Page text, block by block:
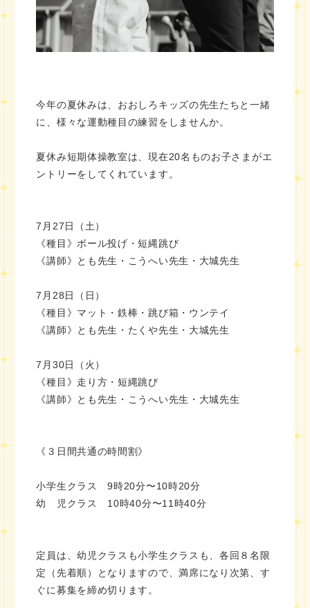
今年の夏休みは、おおしろキッズの先生たちと一緒
に、様々な運動種目の練習をしませんか。
夏休み短期体操教室は、現在20名ものお子さまがエ
ントリーをしてくれています。
7月27日（土）
《種目》ボール投げ・短縄跳び
《講師》とも先生・こうへい先生・大城先生
7月28日（日）
《種目》マット・鉄棒・跳び箱・ウンテイ
《講師》とも先生・たくや先生・大城先生
7月30日（火）
《種目》走り方・短縄跳び
《講師》とも先生・こうへい先生・大城先生
《３日間共通の時間割》
小学生クラス 9時20分〜10時20分
幼 児クラス 10時40分〜11時40分
定員は、幼児クラスも小学生クラスも、各回８名限
定（先着順）となりますので、満席になり次第、す
ぐに募集を締め切ります。